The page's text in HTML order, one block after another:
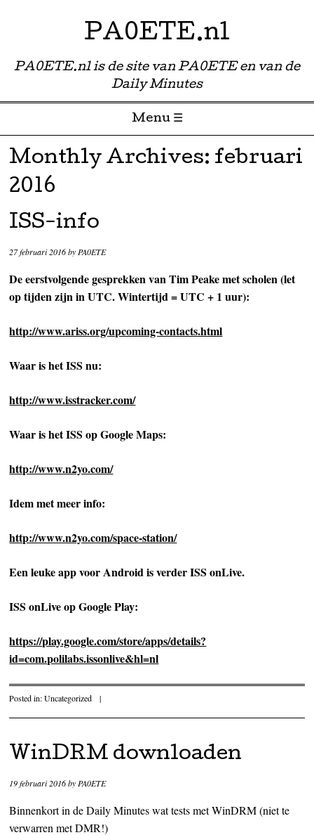
PA0ETE.nl
PA0ETE.nl is de site van PA0ETE en van de
Daily Minutes
Menu ☰
Skip to content
Monthly Archives: februari
2016
ISS-info
27 februari 2016byPA0ETE
De eerstvolgende gesprekken van Tim Peake met scholen (let
op tijden zijn in UTC. Wintertijd = UTC + 1 uur):
http://www.ariss.org/upcoming-contacts.html
Waar is het ISS nu:
http://www.isstracker.com/
Waar is het ISS op Google Maps:
http://www.n2yo.com/
Idem met meer info:
http://www.n2yo.com/space-station/
Een leuke app voor Android is verder ISS onLive.
ISS onLive op Google Play:
https://play.google.com/store/apps/details?
id=com.polilabs.issonlive&hl=nl
Posted in:Uncategorized |
WinDRM downloaden
19 februari 2016by PA0ETE
Binnenkort in de Daily Minutes wat tests met WinDRM (niet te
verwarren met DMR!)